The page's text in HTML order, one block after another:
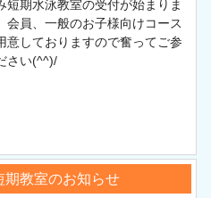
短期水泳教室の受付が始まりま
員、一般のお子様向けコース
意しておりますので奮ってご参
さい(^^)/
期教室のお知らせ